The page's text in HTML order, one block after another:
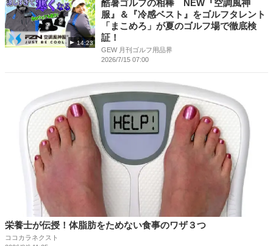
14:23
酷暑ゴルフの相棒 NEW『空調風神
服』＆『冷感ベスト』をゴルフタレント
「まこめろ」が夏のゴルフ場で徹底検
証！
GEW 月刊ゴルフ用品界
2026/7/15 07:00
栄養士が伝授！体脂肪をためない食事のワザ３つ
ココカラネクスト